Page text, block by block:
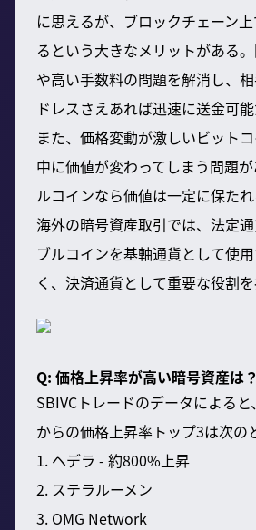
に思えるが、ブロックチェーン
るという大きなメリットがある
や高い手数料の問題を解消し、
ドレスさえあれば迅速に送金可能
また、価格変動が激しいビット
中に価値が変わってしまう問題
ルコインなら価値は一定に保たれ
海外の暗号資産取引では、法定
ブルコインを基軸通貨として使
く、決済通貨として重要な役割を
Q: 価格上昇率が高い暗号資産は？
SBIVCトレードのデータによる
からの価格上昇率トップ3は次の
1. ヘデラ - 約800%上昇
2. ステラルーメン
3. OMG Network